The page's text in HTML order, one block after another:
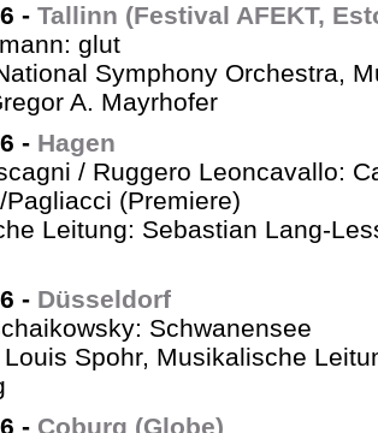
- Tallinn (Festival AFEKT,
glut
Symphony Orchestra,
A. Mayrhofer
- Hagen
/ Ruggero Leoncavallo:
Pagliacci (Premiere)
Leitung: Sebastian Lang-
- Düsseldorf
Schwanensee
Spohr, Musikalische
- Coburg (Globe)